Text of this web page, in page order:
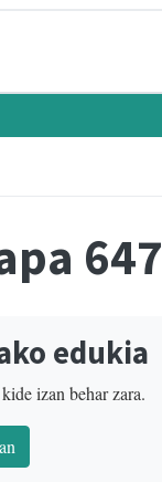
647
edukia
izan behar zara.